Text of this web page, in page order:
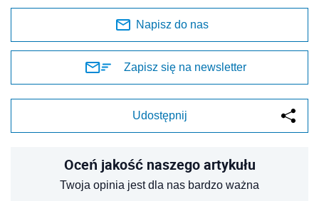
Napisz do nas
Zapisz się na newsletter
Udostępnij
Oceń jakość naszego artykułu
Twoja opinia jest dla nas bardzo ważna